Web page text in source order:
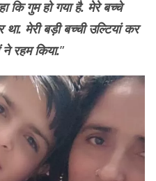
कि गुम हो गया है. मेरे बच्चे
मेरी बड़ी बच्ची उल्टियां कर
रहम किया.”